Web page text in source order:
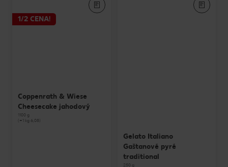
1/2 CENA!
Coppenrath & Wiese
Cheesecake jahodový
1100 g
(=1 kg 6,08)
Gelato Italiano
Gaštanové pyré
traditional
250 g